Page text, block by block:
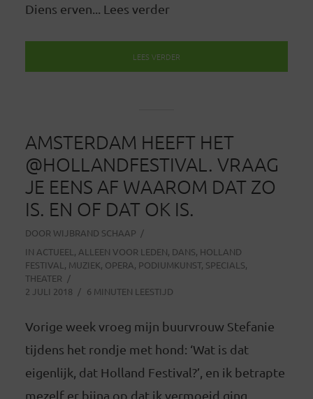
Diens erven... Lees verder
LEES VERDER
AMSTERDAM HEEFT HET
@HOLLANDFESTIVAL. VRAAG
JE EENS AF WAAROM DAT ZO
IS. EN OF DAT OK IS.
DOOR WIJBRAND SCHAAP
IN ACTUEEL , ALLEEN VOOR LEDEN, DANS, HOLLAND
FESTIVAL , MUZIEK, OPERA, PODIUMKUNST, SPECIALS,
THEATER
2 JULI 2018
6 MINUTEN LEESTIJD
Vorige week vroeg mijn buurvrouw Stefanie
tijdens het rondje met hond: ‘Wat is dat
eigenlijk, dat Holland Festival?’, en ik betrapte
mezelf er bijna op dat ik vermoeid ging